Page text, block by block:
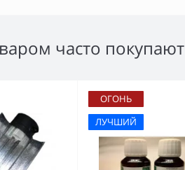
часто покупают
ОГОНЬ
ЛУЧШИЙ